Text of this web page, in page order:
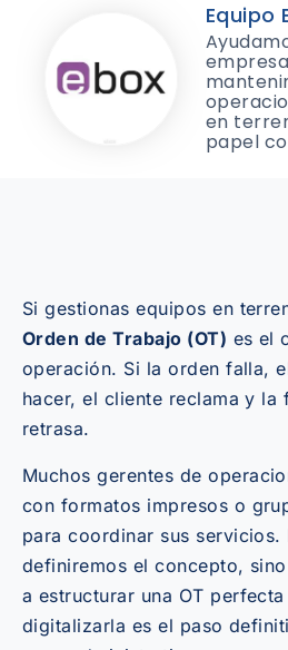
Equipo
en
papel
Si gestionas equipos en
Orden de Trabajo (OT) es el
operación. Si la orden falla,
hacer, el cliente reclama y la
retrasa.
Muchos gerentes de
con formatos impresos o
para coordinar sus servicios.
definiremos el concepto,
a estructurar una OT
digitalizarla es el paso